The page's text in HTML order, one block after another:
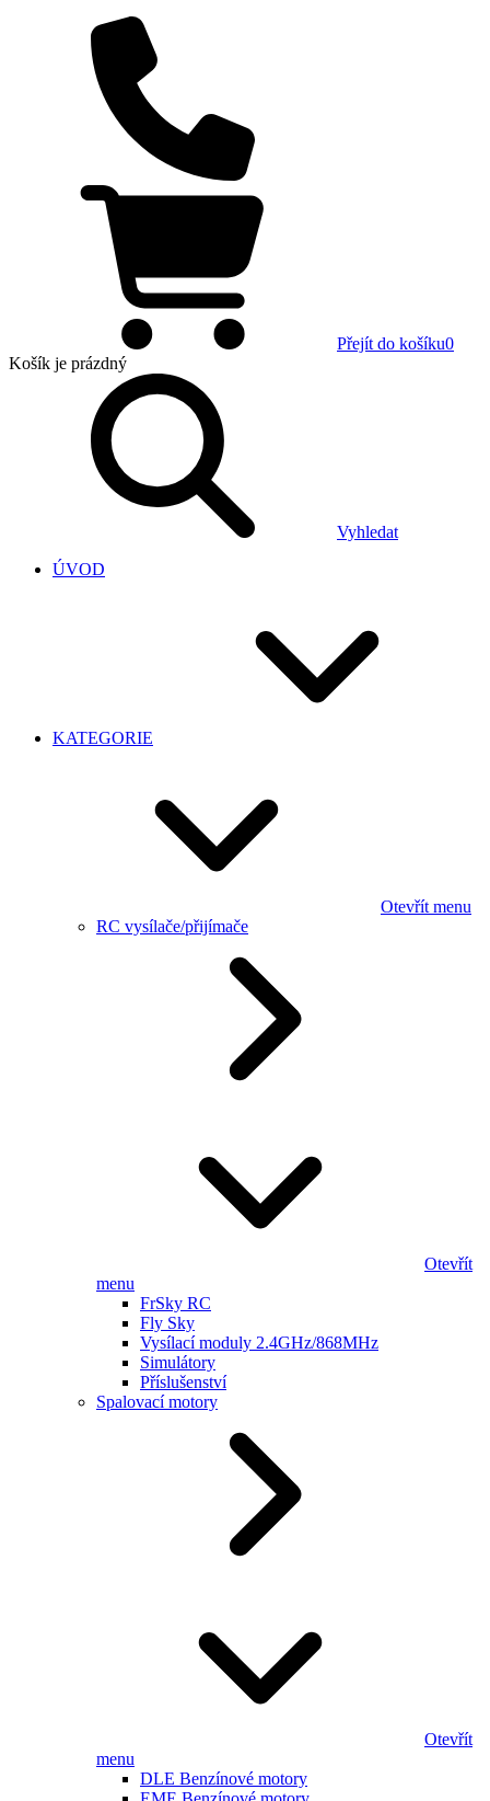
Přejít do košíku0
Košík je prázdný
Vyhledat
ÚVOD
KATEGORIE
Otevřít menu
RC vysílače/přijímače
Otevřít
menu
FrSky RC
Fly Sky
Vysílací moduly 2.4GHz/868MHz
Simulátory
Příslušenství
Spalovací motory
Otevřít
menu
DLE Benzínové motory